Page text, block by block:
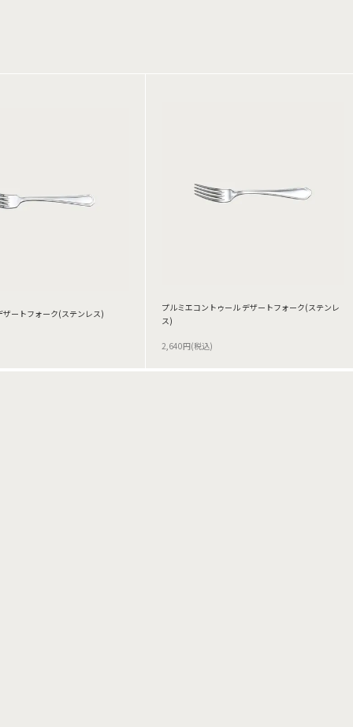
ザートフォーク(ステンレス)
プルミエコントゥール デザートフォーク(ステンレ
ス)
2,640円(税込)